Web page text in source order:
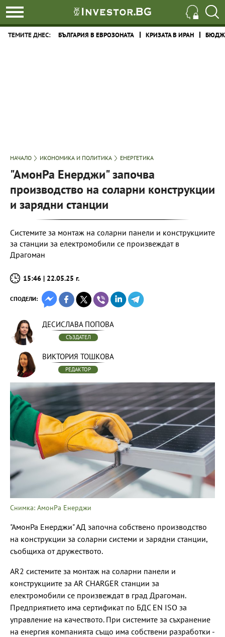
ТЕМИТЕ ДНЕС: БЪЛГАРИЯ В ЕВРОЗОНАТА КРИЗАТА В ИРАН
НАЧАЛО ИКОНОМИКА И ПОЛИТИКА ЕНЕРГЕТИКА
"АмонРа Енерджи" започва
производство на соларни конструкции
и зарядни станции
Системите за монтаж на соларни панели и конструкциите
за станции за електромобили се произвеждат в
Драгоман
15:46 | 22.05.25 г.
СПОДЕЛИ:
ДЕСИСЛАВА ПОПОВА
СЪЗДАТЕЛ
ВИКТОРИЯ ТОШКОВА
РЕДАКТОР
Снимка: АмонРа Енерджи
"АмонРа Енерджи" АД започна собствено производство
на конструкции за соларни системи и зарядни станции,
съобщиха от дружеството.
AR2 системите за монтаж на соларни панели и
конструкциите за AR CHARGER станции за
електромобили се произвеждат в град Драгоман.
Предприятието има сертификат по БДС ЕN ISO за
управление на качеството. При системите за съхранение
на енергия компанията също има собствени разработки -